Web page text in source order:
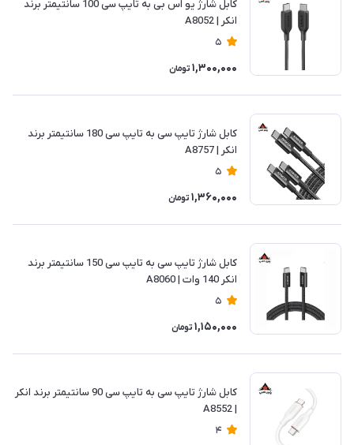
کابل شارژ یو اس بی به تایپ سی 100 سانتیمتر برند
انکر | A8052
5
1,300,000 تومان
کابل شارژ تایپ سی به تایپ سی 180 سانتیمتر برند
انکر | A8757
5
1,360,000 تومان
کابل شارژ تایپ سی به تایپ سی 150 سانتیمتر برند
انکر 140 وات | A8060
5
1,150,000 تومان
کابل شارژ تایپ سی به تایپ سی 90 سانتیمتر برند انکر
| A8552
4